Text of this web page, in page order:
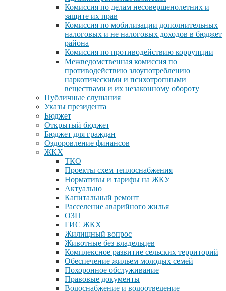
Комиссия по делам несовершенолетних и
защите их прав
Комиссия по мобилизации дополнительных
налоговых и не налоговых доходов в бюджет
района
Комиссия по противодействию коррупции
Межведомственная комиссия по
противодействию злоупотреблению
наркотическими и психотропными
веществами и их незаконному обороту
Публичные слушания
Указы президента
Бюджет
Открытый бюджет
Бюджет для граждан
Оздоровление финансов
ЖКХ
ТКО
Проекты схем теплоснабжения
Нормативы и тарифы на ЖКУ
Актуально
Капитальный ремонт
Расселение аварийного жилья
ОЗП
ГИС ЖКХ
Жилищный вопрос
Животные без владельцев
Комплексное развитие сельских территорий
Обеспечение жильем молодых семей
Похоронное обслуживание
Правовые документы
Водоснабжение и водоотведение